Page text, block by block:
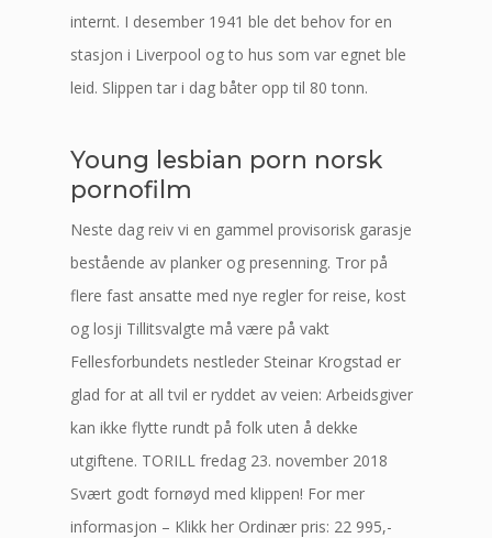
internt. I desember 1941 ble det behov for en
stasjon i Liverpool og to hus som var egnet ble
leid. Slippen tar i dag båter opp til 80 tonn.
Young lesbian porn norsk
pornofilm
Neste dag reiv vi en gammel provisorisk garasje
bestående av planker og presenning. Tror på
flere fast ansatte med nye regler for reise, kost
og losji Tillitsvalgte må være på vakt
Fellesforbundets nestleder Steinar Krogstad er
glad for at all tvil er ryddet av veien: Arbeidsgiver
kan ikke flytte rundt på folk uten å dekke
utgiftene. TORILL fredag 23. november 2018
Svært godt fornøyd med klippen! For mer
informasjon – Klikk her Ordinær pris: 22 995,-